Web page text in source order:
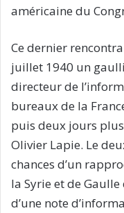
américaine du
Ce dernier
juillet 1940 un
directeur de
bureaux de la
puis deux jours
Olivier Lapie. Le
chances d’un
la Syrie et de
d’une note